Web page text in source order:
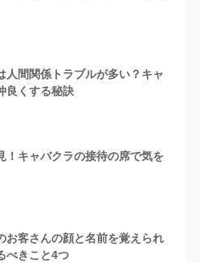
人間関係トラブルが多い？キャ
良くする秘訣
！キャバクラの接待の席で気を
お客さんの顔と名前を覚えられ
べきこと4つ